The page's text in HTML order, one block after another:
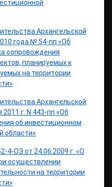
Архангельской
года № 54-пп «Об
сопровождения
планируемых к
на территории
Архангельской
г. N 443-пп «Об
об инвестиционном
области»
4-ОЗ от 24.06.2009 г. «О
осуществлении
на территории